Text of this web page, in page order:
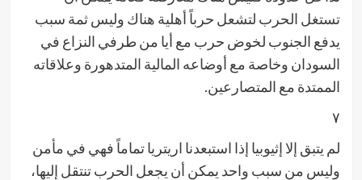
تستغل الحرب لتشعل حرباً أهلية هناك وليس ثمة سبب
يدفع الجنوب لخوض حرب مع أيا من طرفي النزاع في
السودان وخاصة مع أوضاعه المالية المتدهورة وعلاقاته
الممتدة مع المتصارعين.
٧
لم يتبق إلا إثيوبيا إذا استبعدنا اريتريا تماماً فهي في مأمن
وليس من سبب واحد يمكن أن يجعل الحرب تنتقل إليها،